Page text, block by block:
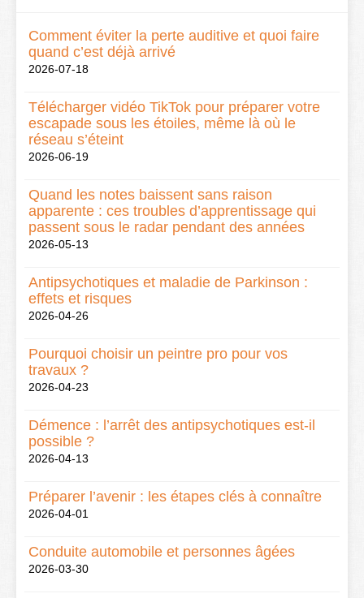
Comment éviter la perte auditive et quoi faire
quand c’est déjà arrivé
2026-07-18
Télécharger vidéo TikTok pour préparer votre
escapade sous les étoiles, même là où le
réseau s’éteint
2026-06-19
Quand les notes baissent sans raison
apparente : ces troubles d’apprentissage qui
passent sous le radar pendant des années
2026-05-13
Antipsychotiques et maladie de Parkinson :
effets et risques
2026-04-26
Pourquoi choisir un peintre pro pour vos
travaux ?
2026-04-23
Démence : l’arrêt des antipsychotiques est-il
possible ?
2026-04-13
Préparer l’avenir : les étapes clés à connaître
2026-04-01
Conduite automobile et personnes âgées
2026-03-30